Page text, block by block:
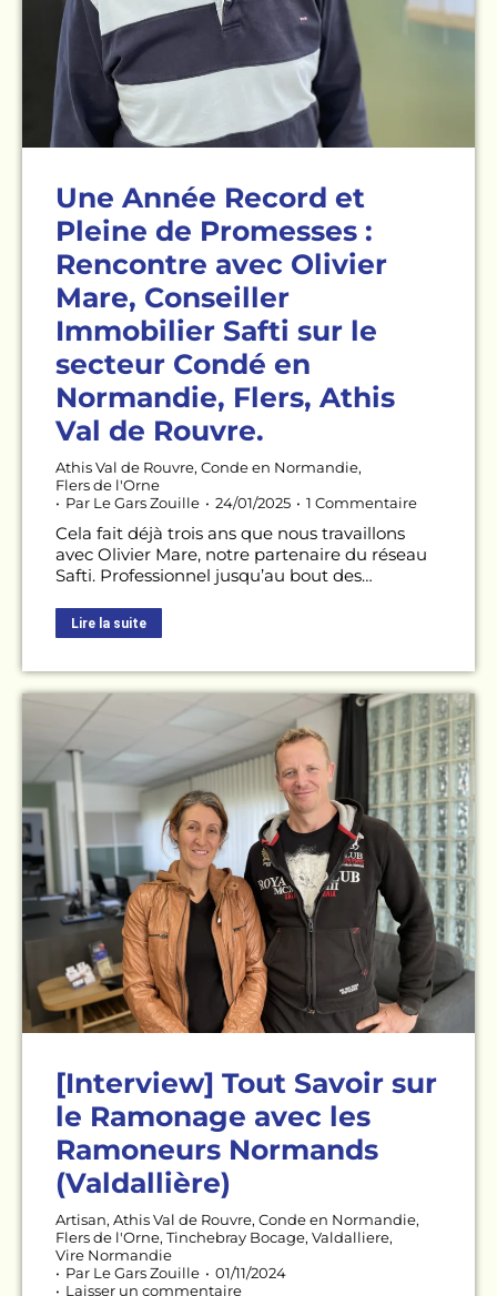
Une Année Record et
Pleine de Promesses :
Rencontre avec Olivier
Mare, Conseiller
Immobilier Safti sur le
secteur Condé en
Normandie, Flers, Athis
Val de Rouvre.
Athis Val de Rouvre, Conde en Normandie,
Flers de l'Orne
Par Le Gars Zouille 24/01/2025 1 Commentaire
Cela fait déjà trois ans que nous travaillons
avec Olivier Mare, notre partenaire du réseau
Safti. Professionnel jusqu’au bout des…
Lire la suite
[Interview] Tout Savoir sur
le Ramonage avec les
Ramoneurs Normands
(Valdallière)
Artisan, Athis Val de Rouvre, Conde en Normandie,
Flers de l'Orne, Tinchebray Bocage, Valdalliere,
Vire Normandie
Par Le Gars Zouille
01/11/2024
Laisser un commentaire